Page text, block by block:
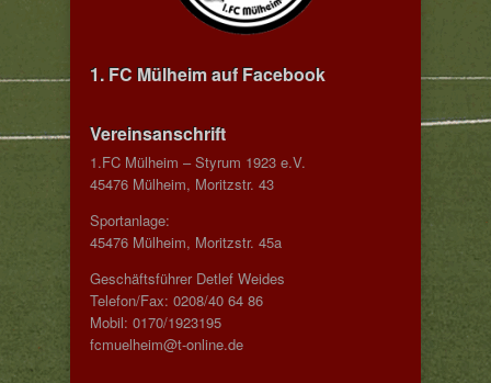
1. FC Mülheim auf Facebook
Vereinsanschrift
1.FC Mülheim – Styrum 1923 e.V.
45476 Mülheim, Moritzstr. 43
Sportanlage:
45476 Mülheim, Moritzstr. 45a
Geschäftsführer Detlef Weides
Telefon/Fax: 0208/40 64 86
Mobil: 0170/1923195
fcmuelheim@t-online.de